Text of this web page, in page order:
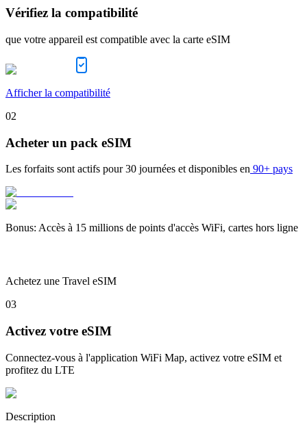
Vérifiez la compatibilité
que votre appareil est compatible avec la carte eSIM
Afficher la compatibilité
02
Acheter un pack eSIM
Les forfaits sont actifs pour 30 journées et disponibles en 90+ pays
Bonus: Accès à 15 millions de points d'accès WiFi, cartes hors ligne
Achetez une Travel eSIM
03
Activez votre eSIM
Connectez-vous à l'application WiFi Map, activez votre eSIM et
profitez du LTE
Description